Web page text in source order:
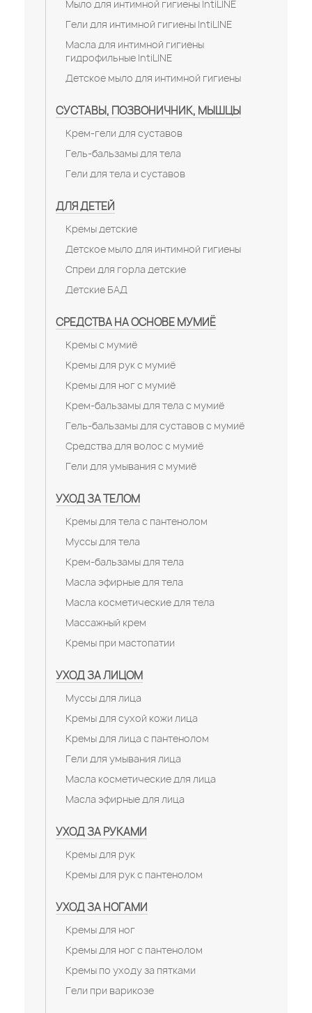
Мыло для интимной гигиены IntiLINE
Гели для интимной гигиены IntiLINE
Масла для интимной гигиены
гидрофильные IntiLINE
Детское мыло для интимной гигиены
СУСТАВЫ, ПОЗВОНИЧНИК, МЫШЦЫ
Крем-гели для суставов
Гель-бальзамы для тела
Гели для тела и суставов
ДЛЯ ДЕТЕЙ
Кремы детские
Детское мыло для интимной гигиены
Спреи для горла детские
Детские БАД
СРЕДСТВА НА ОСНОВЕ МУМИЁ
Кремы с мумиё
Кремы для рук с мумиё
Кремы для ног с мумиё
Крем-бальзамы для тела с мумиё
Гель-бальзамы для суставов с мумиё
Средства для волос с мумиё
Гели для умывания с мумиё
УХОД ЗА ТЕЛОМ
Кремы для тела с пантенолом
Муссы для тела
Крем-бальзамы для тела
Масла эфирные для тела
Масла косметические для тела
Массажный крем
Кремы при мастопатии
УХОД ЗА ЛИЦОМ
Муссы для лица
Кремы для сухой кожи лица
Кремы для лица с пантенолом
Гели для умывания лица
Масла косметические для лица
Масла эфирные для лица
УХОД ЗА РУКАМИ
Кремы для рук
Кремы для рук с пантенолом
УХОД ЗА НОГАМИ
Кремы для ног
Кремы для ног с пантенолом
Кремы по уходу за пятками
Гели при варикозе